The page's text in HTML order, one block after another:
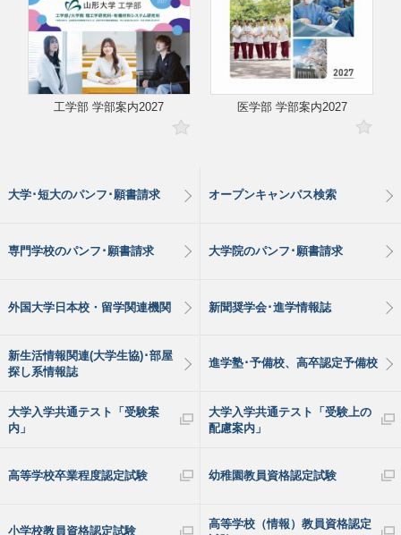
工学部 学部案内2027 医学部 学部案内2027
大学･短大のパンフ･願書請求 オープンキャンパス検索
専門学校のパンフ･願書請求 大学院のパンフ･願書請求
外国大学日本校・留学関連機関 新聞奨学会･進学情報誌
新生活情報関連(大学生協)･部屋
探し系情報誌
進学塾･予備校、高卒認定予備校
大学入学共通テスト「受験案
内」
大学入学共通テスト「受験上の
配慮案内」
高等学校卒業程度認定試験 幼稚園教員資格認定試験
小学校教員資格認定試験
高等学校（情報）教員資格認定